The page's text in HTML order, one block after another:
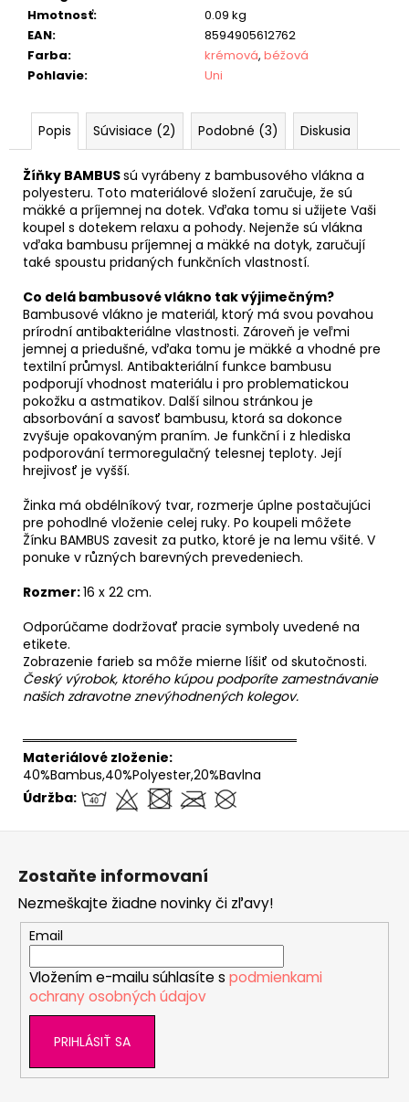
Hmotnosť:
0.09 kg
EAN:
8594905612762
Farba: krémová, béžová
Pohlavie: Uni
Popis Súvisiace (2) Podobné (3) Diskusia
Žíňky BAMBUSsú vyrábeny z bambusového vlákna a
polyesteru. Toto materiálové složení zaručuje, že sú
mäkké a príjemnej na dotek. Vďaka tomu si užijete Vaši
koupel s dotekem relaxu a pohody. Nejenže sú vlákna
vďaka bambusu príjemnej a mäkké na dotyk, zaručují
také spoustu pridaných funkčních vlastností.
Co delá bambusové vlákno tak výjimečným?
Bambusové vlákno je materiál, ktorý má svou povahou
prírodní antibakteriálne vlastnosti. Zároveň je veľmi
jemnej a priedušné, vďaka tomu je mäkké a vhodné pre
textilní průmysl. Antibakteriální funkce bambusu
podporují vhodnost materiálu i pro problematickou
pokožku a astmatikov. Další silnou stránkou je
absorbování a savosť bambusu, ktorá sa dokonce
zvyšuje opakovaným praním. Je funkční i z hlediska
podporování termoregulačný telesnej teploty. Její
hrejivosť je vyšší.
Žinka má obdélníkový tvar, rozmerje úplne postačujúci
pre pohodlné vloženie celej ruky. Po koupeli môžete
Žínku BAMBUS zavesit za putko, ktoré je na lemu všité. V
ponuke v různých barevných prevedeniech.
Rozmer:16 x 22 cm.
Odporúčame dodržovať pracie symboly uvedené na
etikete.
Zobrazenie farieb sa môže mierne líšiť od skutočnosti.
Český výrobok, ktorého kúpou podporíte zamestnávanie
našich zdravotne znevýhodnených kolegov.
══════════════════════════════
Materiálové zloženie:
40%Bambus,40%Polyester,20%Bavlna
Údržba:
Zostaňte informovaní
Nezmeškajte žiadne novinky či zľavy!
Email
Vložením e-mailu súhlasíte s podmienkami
ochrany osobných údajov
PRIHLÁSIŤ SA